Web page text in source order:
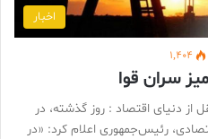
اخبار
1,404
سران قوا
از دنیای اقتصاد : روز گذشته، در
رئیس‌جمهوری اعلام کرد: «در